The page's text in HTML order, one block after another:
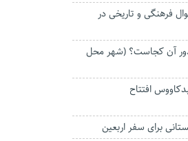
۹۸ قلم اموال فرهنگی و تاریخی در
آن کجاست؟ (شهر محل
افتتاح